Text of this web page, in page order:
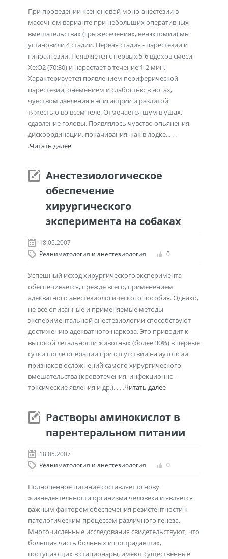
При проведении ксеноновой моно-анестезии в
масочном варианте при небольших оперативных
вмешательствах (грыжесечениях, венэктомии) мы
установили 4 стадии. Первая стадия - парестезии и
гипоалгезии. Появляется с первых 5-6 вдохов смеси
Хе:О2 (70:30) и нарастает в течение 1-2 мин.
Характеризуется появлением периферической
парестезии, онемением и слабостью в ногах,
чувством давления в эпигастрии и разлитой
тяжестью во всем теле. Отмечается шум в ушах,
сдавление головы. Появлялось чувство опьянения,
дискоординации, покачивания, как в лодке... . .
.Читать далее
Анестезиологическое
обеспечение
хирургического
эксперимента на собаках
18.05.2007
Реаниматология и анестезиология
0
Успешный исход хирургического эксперимента
обеспечивается, прежде всего, применением
адекватного анестезиологического пособия. Однако,
не все описанные и применяемые методы
экспериментальной анестезиологии способствуют
достижению адекватного наркоза. Это приводит к
высокой летальности животных (более 30%) в первые
сутки после операции при отсутствии на аутопсии
признаков осложнений самого хирургического
вмешательства (кровотечения, инфекционно-
токсические явления и др.). . . .Читать далее
Растворы аминокислот в
парентеральном питании
18.05.2007
Реаниматология и анестезиология
0
Полноценное питание составляет основу
жизнедеятельности организма человека и является
важным фактором обеспечения резистентности к
патологическим процессам различного генеза.
Многочисленные исследования свидетельствуют, что
большая часть больных и пострадавших,
поступающих в стационары, имеют существенные